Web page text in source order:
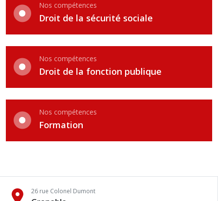
Nos compétences
Droit de la sécurité sociale
Nos compétences
Droit de la fonction publique
Nos compétences
Formation
26 rue Colonel Dumont